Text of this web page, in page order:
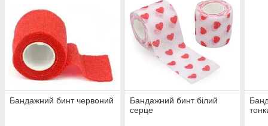
Бандажний бинт червоний
Бандажний бинт білий
серце